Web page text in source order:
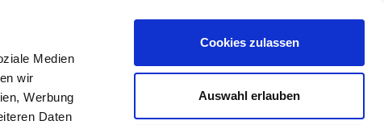
Medien
wir
Werbung
Daten
Cookies zulassen
Auswahl erlauben